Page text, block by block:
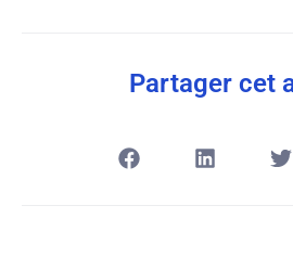
Partager cet